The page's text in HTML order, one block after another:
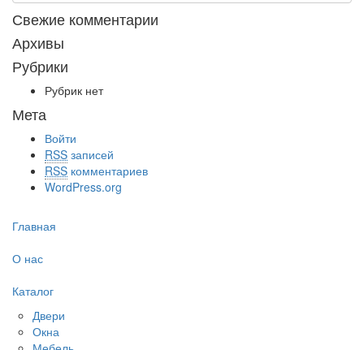
Свежие комментарии
Архивы
Рубрики
Рубрик нет
Мета
Войти
RSS записей
RSS комментариев
WordPress.org
Главная
О нас
Каталог
Двери
Окна